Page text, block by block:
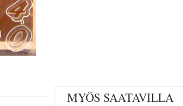
MYÖS SAATAVILLA